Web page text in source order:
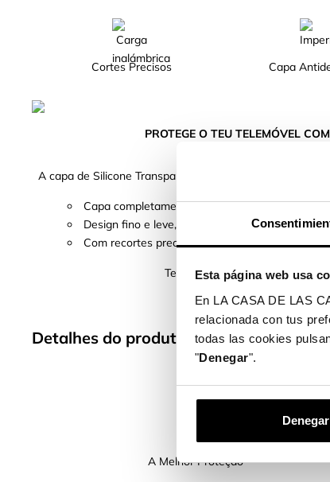
Esta página web usa
En LA CASA DE LAS
relacionada con tus
todas las cookies
"Denegar".
Denegar
Cortes Precisos Capa
PROTEGE O TEU TELEMÓVEL
A capa de Silicone Transparente flexível garante a
Capa completamente reforçada, fabricada com
Design fino e leve, de maneira que não aporta
Com recortes precisos e um acabamento
Temos mais de 400 modelos de
Detalhes do produto
A Melhor Proteção